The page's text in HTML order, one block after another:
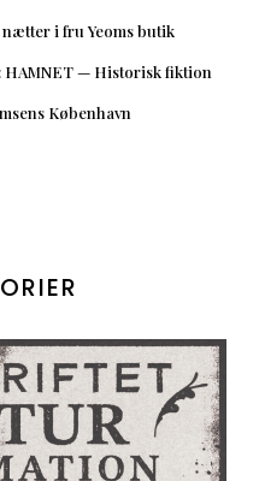
i fru Yeoms butik
— Historisk fiktion
København